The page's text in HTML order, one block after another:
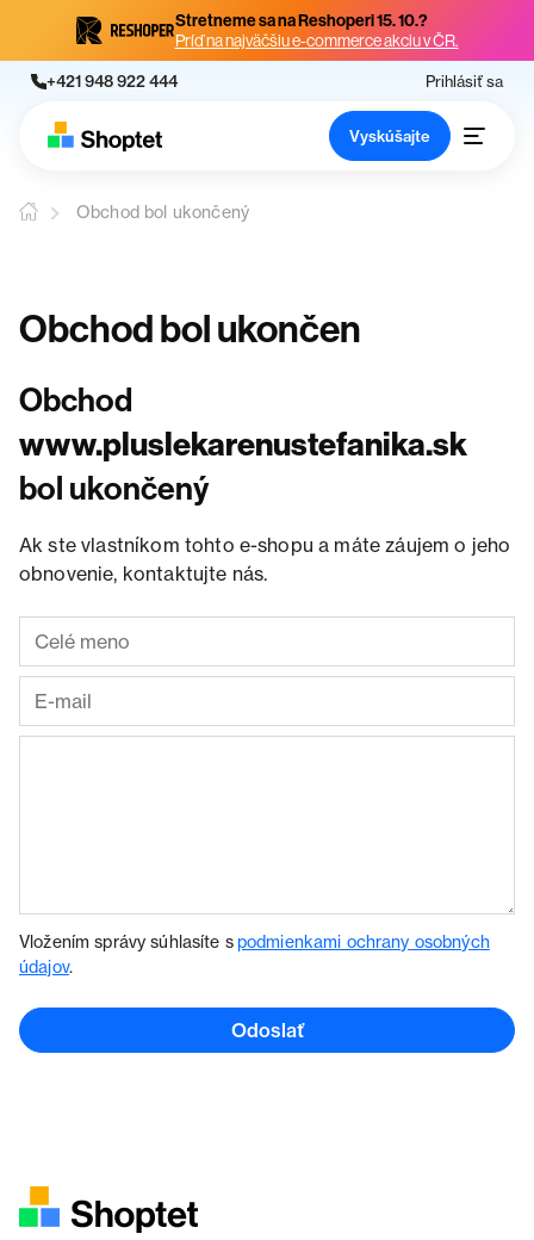
Stretneme sa na Reshoperi 15. 10.?
Príď na najväčšiu e-commerce akciu v ČR.
+421 948 922 444 Prihlásiť sa
Vyskúšajte
Obchod bol ukončený
Obchod bol ukončen
Obchod
www.pluslekarenustefanika.sk
bol ukončený
Ak ste vlastníkom tohto e-shopu a máte záujem o jeho
obnovenie, kontaktujte nás.
Vložením správy súhlasíte spodmienkami ochrany osobných
údajov.
Odoslať